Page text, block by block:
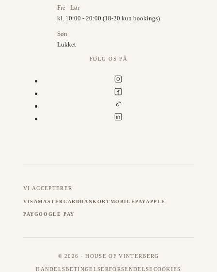
Fre - Lør
kl. 10:00 - 20:00 (18-20 kun bookings)
Søn
Lukket
FØLG OS PÅ
VI ACCEPTERER
VISAMASTERCARDDANKORTMOBILEPAYAPPLE
PAYGOOGLE PAY
© 2026 · HOUSE OF VINTERBERG
HANDELSBETINGELSERFORSENDELSE COOKIES